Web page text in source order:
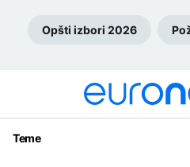
Opšti izbori 2026
Teme